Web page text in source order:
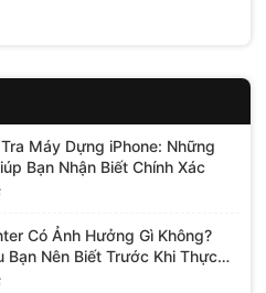
Máy Dựng iPhone: Những
Bạn Nhận Biết Chính Xác
Có Ảnh Hưởng Gì Không?
Bạn Nên Biết Trước Khi Thực